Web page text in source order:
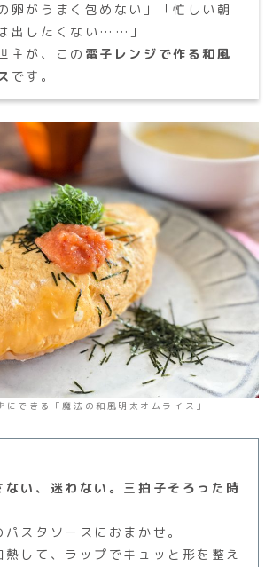
卵がうまく包めない」「忙しい朝
出したくない……」
主が、この 電子レンジで作る和風
です。
にできる「魔法の和風明太オムライス」
ない、迷わない。三拍子そろった時
スタソースにおまかせ。
熱して、ラップでキュッと形を整え